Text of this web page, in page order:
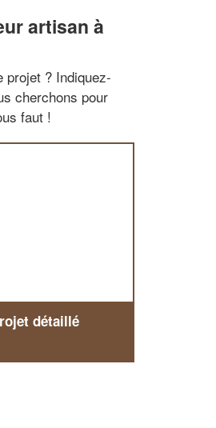
artisan à
projet ? Indiquez-
cherchons pour
faut !
détaillé